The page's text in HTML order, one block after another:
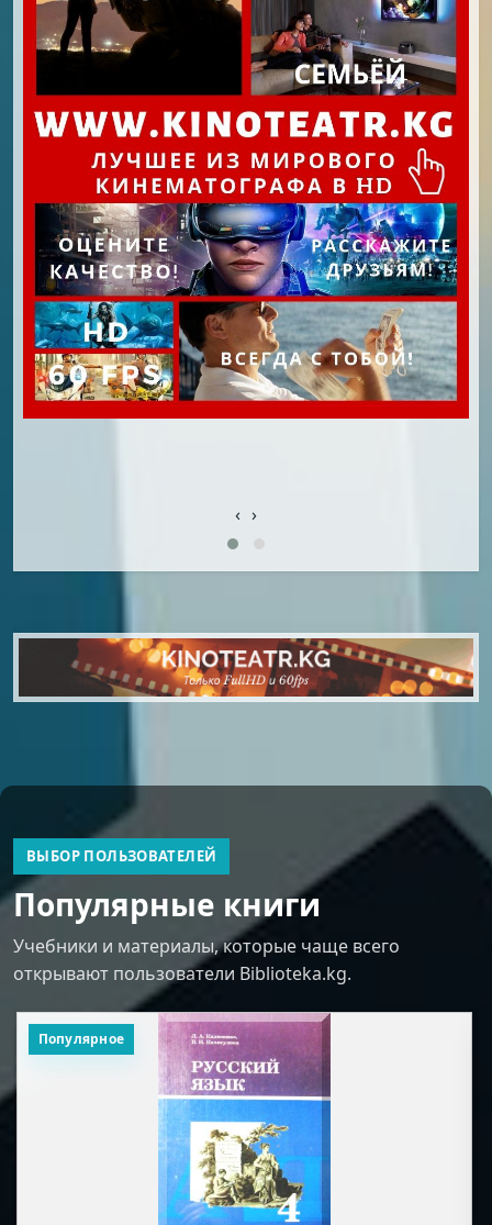
‹ ›
ВЫБОР ПОЛЬЗОВАТЕЛЕЙ
Популярные книги
Учебники и материалы, которые чаще всего
открывают пользователи Biblioteka.kg.
Популярное